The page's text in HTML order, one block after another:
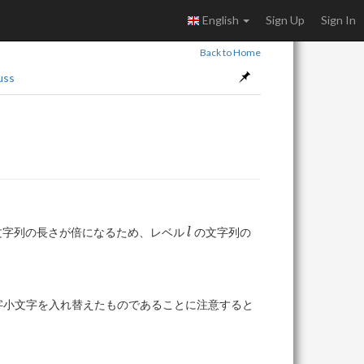
English Sign Up Sign In
Back to Home
列の長さが倍になるため、レベルl
l の文字列の
文字を入れ替えたものであることに注意すると